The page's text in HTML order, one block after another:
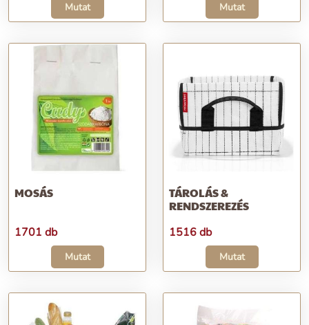
Mutat Mutat
MOSÁS
1701 db
Mutat
TÁROLÁS &
RENDSZEREZÉS
1516 db
Mutat